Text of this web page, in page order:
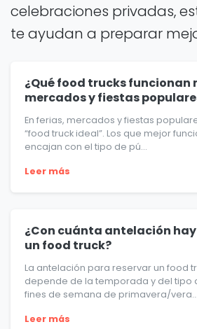
celebraciones privadas,
te ayudan a preparar
¿Qué food trucks funcionan
mercados y fiestas
En ferias, mercados y fiestas
“food truck ideal”. Los que mejor
encajan con el tipo de pú...
Leer más
¿Con cuánta antelación
un food truck?
La antelación para reservar un food
depende de la temporada y del tipo
fines de semana de primavera/vera...
Leer más